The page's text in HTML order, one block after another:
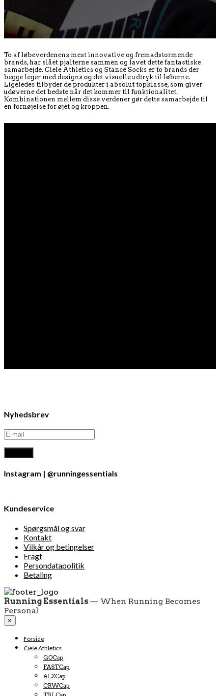
To af løbeverdenens mest innovative og fremadstormende
brands, har slået pjalterne sammen og lavet dette fantastiske
samarbejde. Ciele Athletics og Stance Socks er to brands der
begge leger med designs og det visuelle udtryk til løberne.
Ligeledes tilbyder de produkter i absolut topklasse, som giver
udøverne det bedste når det kommer til funktionalitet.
Kombinationen mellem disse verdener gør dette samarbejde til
en fornøjelse for øjet og kroppen.
Nyhedsbrev
Instagram | @runningessentials
Kundeservice
Spørgsmål og svar
Kontakt
Vilkår og betingelser
Fragt
Persondatapolitik
Betaling
Running Essentials — When Running Becomes
Personal
×
Forside
Ciele Athletics
GOCap
FASTCap
ALZCap
CRWCap